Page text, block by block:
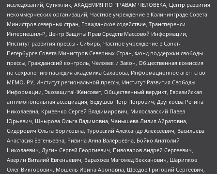
исследований, Сутяжник, АКАДЕМИЯ ПО ПРАВАМ ЧЕЛОВЕКА, Центр развития
некоммерческих организаций, Частное учреждение в Калининграде Совета
Министров северных стран, Гражданское содействие, Трансперенси
Интернешнл-Р, Центр Защиты Прав Средств Массовой Информации,
Институт развития прессы - Сибирь, Частное учреждение в Санкт-
Петербурге Совета Министров Северных Стран, Фонд поддержки свободы
прессы, Гражданский контроль, Человек и Закон, Общественная комиссия
по сохранению наследия академика Сахарова, Информационное агентство
МЕМО. РУ, Институт региональной прессы, Институт Развития Свободы
Информации, Экозащита!-Женсовет, Общественный вердикт, Евразийская
антимонопольная ассоциация, Бедушев Петр Петрович, Дзугкоева Регина
Николаевна, Кривенко Сергей Владимирович, Милославский Павел
Юрьевич, Шнырова Ольга Вадимовна, Чанышева Лилия Айратовна,
Сидорович Ольга Борисовна, Туровский Александр Алексеевич, Васильева
Анастасия Евгеньевна, Ривина Анна Валерьевна, Бойко Анатолий
Николаевич, Дугин Сергей Георгиевич, Пивоваров Андрей Сергеевич,
Аверин Виталий Евгеньевич, Барахоев Магомед Бекханович, Шарипков
Олег Викторович, Мошель Ирина Ароновна, Шведов Григорий Сергеевич,